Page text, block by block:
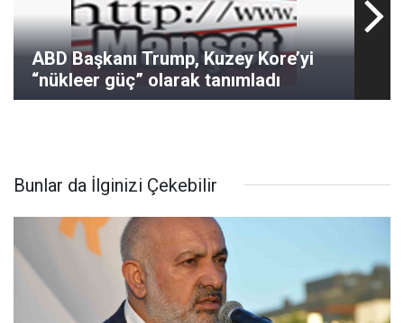
ABD Başkanı Trump, Kuzey Kore’yi
“nükleer güç” olarak tanımladı
Bunlar da İlginizi Çekebilir